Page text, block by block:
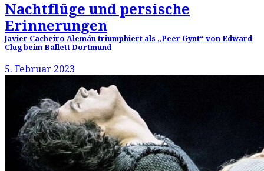
Nachtflüge und persische
Erinnerungen
Javier Cacheiro Alemán triumphiert als „Peer Gynt“ von Edward
Clug beim Ballett Dortmund
5. Februar 2023